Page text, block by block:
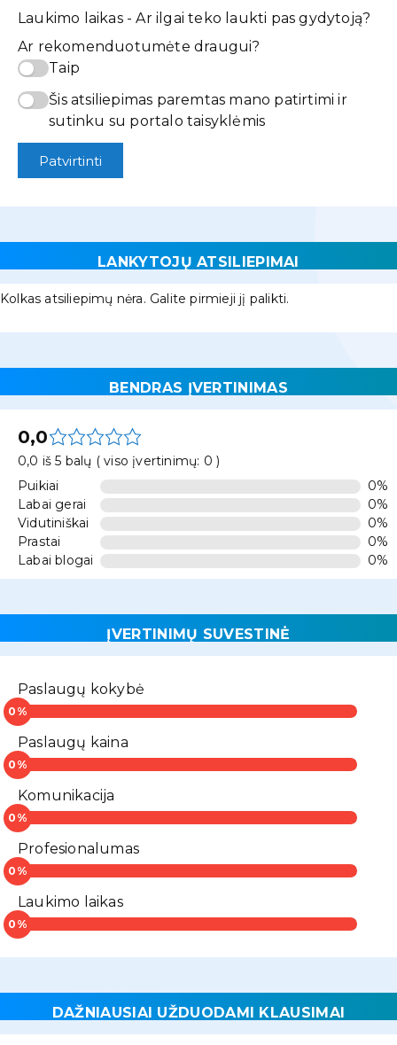
Laukimo laikas - Ar ilgai teko laukti pas gydytoją?
Ar rekomenduotumėte draugui?
Taip
Šis atsiliepimas paremtas mano patirtimi ir
sutinku su portalo taisyklėmis
Patvirtinti
LANKYTOJŲ ATSILIEPIMAI
Kolkas atsiliepimų nėra. Galite pirmieji jį palikti.
BENDRAS ĮVERTINIMAS
0,0
0,0 iš 5 balų ( viso įvertinimų: 0 )
Puikiai
0%
Labai gerai
0%
Vidutiniškai
0%
Prastai
0%
Labai blogai
0%
ĮVERTINIMŲ SUVESTINĖ
Paslaugų kokybė
Paslaugų kaina
Komunikacija
Profesionalumas
Laukimo laikas
DAŽNIAUSIAI UŽDUODAMI KLAUSIMAI